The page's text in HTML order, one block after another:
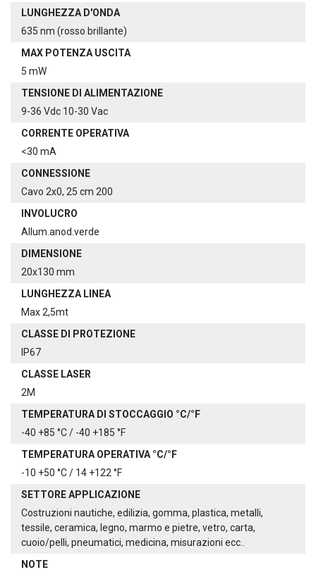
LUNGHEZZA D'ONDA
635 nm (rosso brillante)
MAX POTENZA USCITA
5 mW
TENSIONE DI ALIMENTAZIONE
9-36 Vdc 10-30 Vac
CORRENTE OPERATIVA
<30 mA
CONNESSIONE
Cavo 2x0, 25 cm 200
INVOLUCRO
Allum.anod.verde
DIMENSIONE
20x130 mm
LUNGHEZZA LINEA
Max 2,5mt
CLASSE DI PROTEZIONE
IP67
CLASSE LASER
2M
TEMPERATURA DI STOCCAGGIO °C/°F
-40 +85 °C / -40 +185 °F
TEMPERATURA OPERATIVA °C/°F
-10 +50 °C / 14 +122 °F
SETTORE APPLICAZIONE
Costruzioni nautiche, edilizia, gomma, plastica, metalli,
tessile, ceramica, legno, marmo e pietre, vetro, carta,
cuoio/pelli, pneumatici, medicina, misurazioni ecc..
NOTE